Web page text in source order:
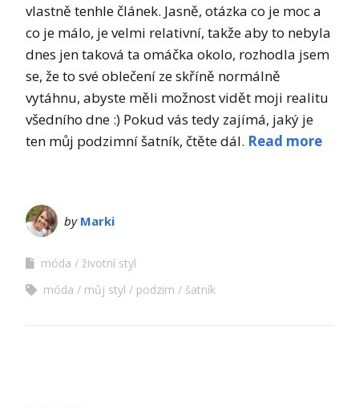
vlastně tenhle článek. Jasně, otázka co je moc a
co je málo, je velmi relativní, takže aby to nebyla
dnes jen taková ta omáčka okolo, rozhodla jsem
se, že to své oblečení ze skříně normálně
vytáhnu, abyste měli možnost vidět moji realitu
všedního dne :) Pokud vás tedy zajímá, jaký je
ten můj podzimní šatník, čtěte dál. Read more
by Marki
móda
životní styl
móda
můj styl podzim šatník